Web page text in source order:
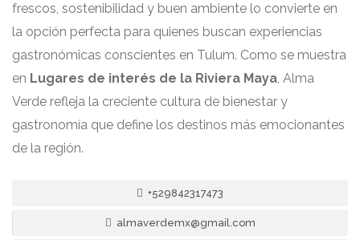
frescos, sostenibilidad y buen ambiente lo convierte en
la opción perfecta para quienes buscan experiencias
gastronómicas conscientes en Tulum. Como se muestra
en Lugares de interés de la Riviera Maya, Alma
Verde refleja la creciente cultura de bienestar y
gastronomía que define los destinos más emocionantes
de la región.
+529842317473
almaverdemx@gmail.com